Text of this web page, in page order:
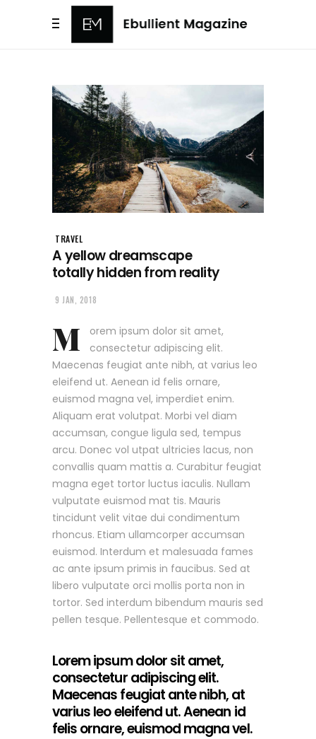
TRAVEL
A yellow dreamscape
totally hidden from reality
9 JAN, 2018
M
orem ipsum dolor sit amet,
consectetur adipiscing elit.
Maecenas feugiat ante nibh, at varius leo
eleifend ut. Aenean id felis ornare,
euismod magna vel, imperdiet enim.
Aliquam erat volutpat. Morbi vel diam
accumsan, congue ligula sed, tempus
arcu. Donec vol utpat ultricies lacus, non
convallis quam mattis a. Curabitur feugiat
magna eget tortor luctus iaculis. Nullam
vulputate euismod mat tis. Mauris
tincidunt velit vitae dui condimentum
rhoncus. Etiam ullamcorper accumsan
euismod. Interdum et malesuada fames
ac ante ipsum primis in faucibus. Sed at
libero vulputate orci mollis porta non in
tortor. Sed interdum bibendum mauris sed
pellen tesque. Pellentesque et commodo.
Lorem ipsum dolor sit amet,
consectetur adipiscing elit.
Maecenas feugiat ante nibh, at
varius leo eleifend ut. Aenean id
felis ornare, euismod magna vel.